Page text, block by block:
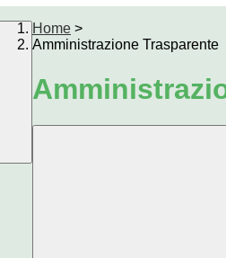
Home >
Amministrazione Trasparente